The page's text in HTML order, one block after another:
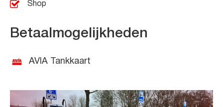
Shop
Betaalmogelijkheden
AVIA Tankkaart